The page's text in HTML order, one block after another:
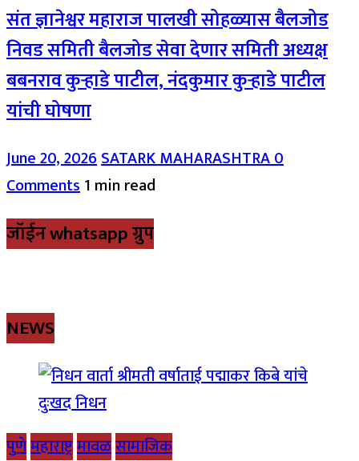
संत ज्ञानेश्वर महाराज पालखी सोहळ्यास बैलजोड
निवड समिती बैलजोड सेवा देणार समिती अध्यक्ष
बबनराव कुऱ्हाडे पाटील, नंदकुमार कुऱ्हाडे पाटील
यांची घोषणा
June 20, 2026SATARK MAHARASHTRA0
Comments1 min read
जॉईन whatsapp ग्रुप
NEWS
पुणेमहाराष्ट्रमावळसामाजिक